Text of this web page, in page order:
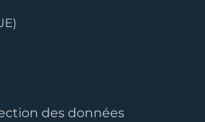
des données